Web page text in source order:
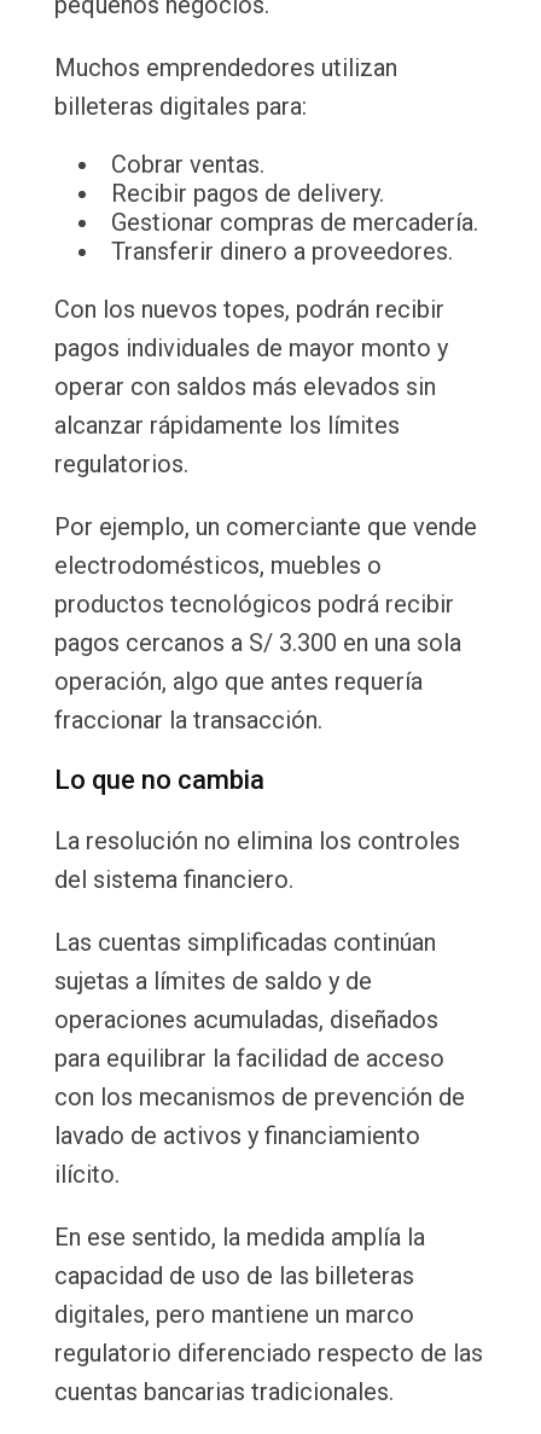
Muchos emprendedores utilizan
billeteras digitales para:
Cobrar ventas.
Recibir pagos de delivery.
Gestionar compras de mercadería.
Transferir dinero a proveedores.
Con los nuevos topes, podrán recibir
pagos individuales de mayor monto y
operar con saldos más elevados sin
alcanzar rápidamente los límites
regulatorios.
Por ejemplo, un comerciante que vende
electrodomésticos, muebles o
productos tecnológicos podrá recibir
pagos cercanos a S/ 3.300 en una sola
operación, algo que antes requería
fraccionar la transacción.
Lo que no cambia
La resolución no elimina los controles
del sistema financiero.
Las cuentas simplificadas continúan
sujetas a límites de saldo y de
operaciones acumuladas, diseñados
para equilibrar la facilidad de acceso
con los mecanismos de prevención de
lavado de activos y financiamiento
ilícito.
En ese sentido, la medida amplía la
capacidad de uso de las billeteras
digitales, pero mantiene un marco
regulatorio diferenciado respecto de las
cuentas bancarias tradicionales.